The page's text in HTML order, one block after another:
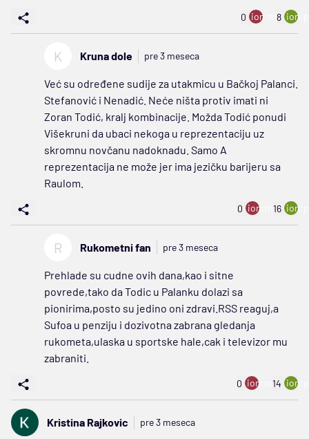
0 ion:minus
8
K Kruna dole pre 3 meseca
Već su određene sudije za utakmicu u Bačkoj Palanci.
Stefanović i Nenadić. Neće ništa protiv imati ni
Zoran Todić, kralj kombinacije. Možda Todić ponudi
Višekruni da ubaci nekoga u reprezentaciju uz
skromnu novčanu nadoknadu. Samo A
reprezentacija ne može jer ima jezičku barijeru sa
Raulom.
0 ion:minus
16
R Rukometni fan pre 3 meseca
Prehlade su cudne ovih dana,kao i sitne
povrede,tako da Todic u Palanku dolazi sa
pionirima,posto su jedino oni zdravi.RSS reaguj,a
Sufoa u penziju i dozivotna zabrana gledanja
rukometa,ulaska u sportske hale,cak i televizor mu
zabraniti.
0 ion:minus
14
Kristina Rajkovic pre 3 meseca